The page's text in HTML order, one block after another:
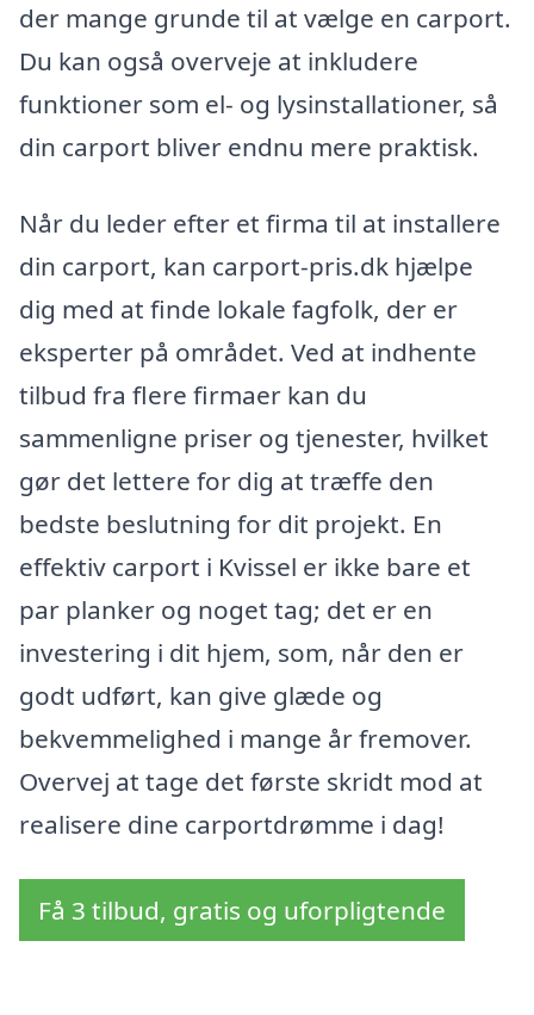
der mange grunde til at vælge en carport.
Du kan også overveje at inkludere
funktioner som el- og lysinstallationer, så
din carport bliver endnu mere praktisk.
Når du leder efter et firma til at installere
din carport, kan carport-pris.dk hjælpe
dig med at finde lokale fagfolk, der er
eksperter på området. Ved at indhente
tilbud fra flere firmaer kan du
sammenligne priser og tjenester, hvilket
gør det lettere for dig at træffe den
bedste beslutning for dit projekt. En
effektiv carport i Kvissel er ikke bare et
par planker og noget tag; det er en
investering i dit hjem, som, når den er
godt udført, kan give glæde og
bekvemmelighed i mange år fremover.
Overvej at tage det første skridt mod at
realisere dine carportdrømme i dag!
Få 3 tilbud, gratis og uforpligtende